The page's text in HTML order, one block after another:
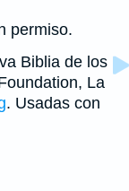
permiso.
Biblia de los
La
. Usadas con